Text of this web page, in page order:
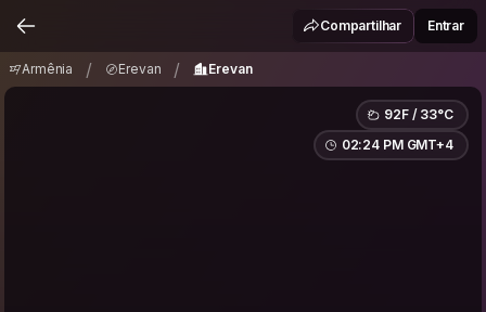
Erevan Compartilhar Entrar
Armênia / Erevan / Erevan
92F / 33°C
02:24 PM GMT+4